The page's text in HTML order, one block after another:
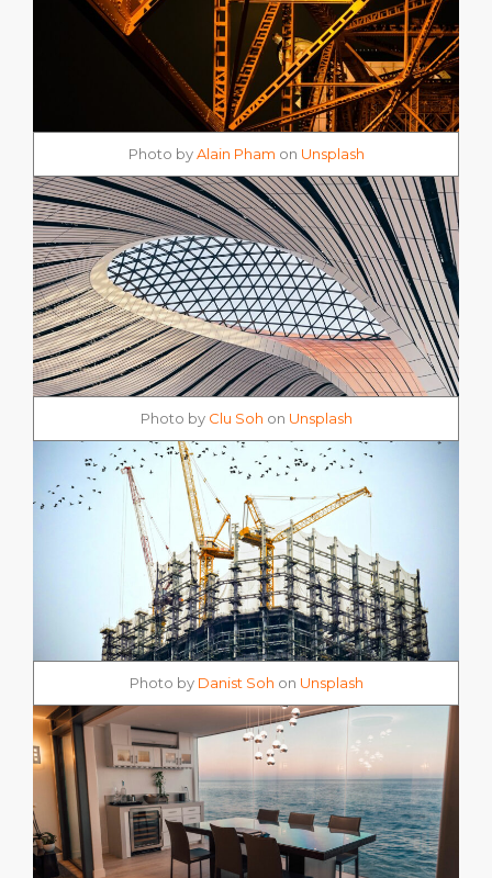
Photo byAlain Pham on Unsplash
Photo by Clu Soh on Unsplash
Photo by Danist Soh on Unsplash